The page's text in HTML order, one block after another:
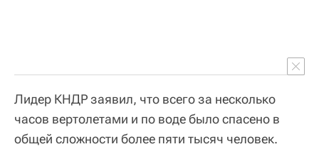
Лидер КНДР заявил, что всего за несколько
часов вертолетами и по воде было спасено в
общей сложности более пяти тысяч человек.